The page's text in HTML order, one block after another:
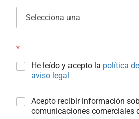
*
He leído y acepto la política
aviso legal
C
Acepto recibir información
comunicaciones comerciales